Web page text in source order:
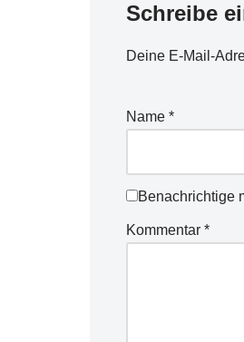
Schreibe
Deine E-Mail-
Name *
Benachrichtige
Kommentar *